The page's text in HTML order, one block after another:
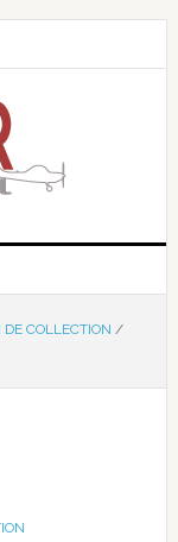
DE COLLECTION /